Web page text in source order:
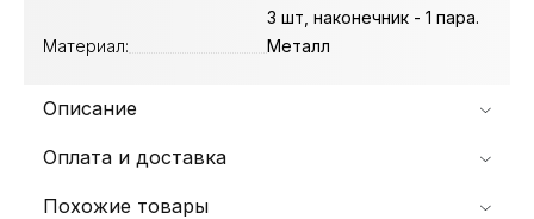
3 шт, наконечник - 1 пара.
Материал:
Металл
Описание
Оплата и доставка
Похожие товары